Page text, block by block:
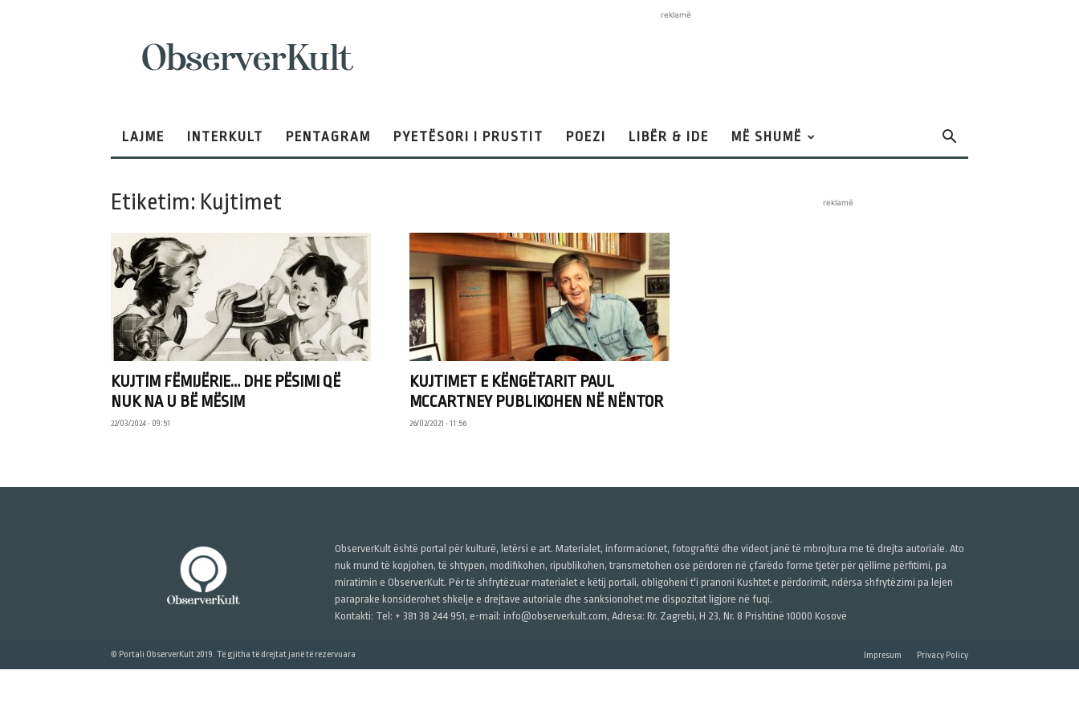
reklamë
LAJME INTERKULT PENTAGRAM PYETËSORI I PRUSTIT POEZI LIBËR & IDE MË SHUMË
Etiketim: Kujtimet
KUJTIM FËMIJËRIE… DHE PËSIMI QË
NUK NA U BË MËSIM
22/03/2024 • 09:51
KUJTIMET E KËNGËTARIT PAUL
MCCARTNEY PUBLIKOHEN NË NËNTOR
26/02/2021 • 11:56
reklamë
ObserverKult është portal për kulturë, letërsi e art. Materialet, informacionet, fotografitë dhe videot janë të mbrojtura me të drejta autoriale. Ato
nuk mund të kopjohen, të shtypen, modifikohen, ripublikohen, transmetohen ose përdoren në çfarëdo forme tjetër për qëllime përfitimi, pa
miratimin e ObserverKult. Për të shfrytëzuar materialet e këtij portali, obligoheni t'i pranoni Kushtet e përdorimit, ndërsa shfrytëzimi pa lejen
paraprake konsiderohet shkelje e drejtave autoriale dhe sanksionohet me dispozitat ligjore në fuqi.
Kontakti: Tel: + 381 38 244 951, e-mail: info@observerkult.com, Adresa: Rr. Zagrebi, H 23, Nr. 8 Prishtinë 10000 Kosovë
Impresum Privacy Policy
© Portali ObserverKult 2019. Të gjitha të drejtat janë të rezervuara